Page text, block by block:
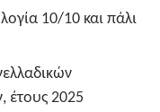
10/10 και πάλι
έτους 2025